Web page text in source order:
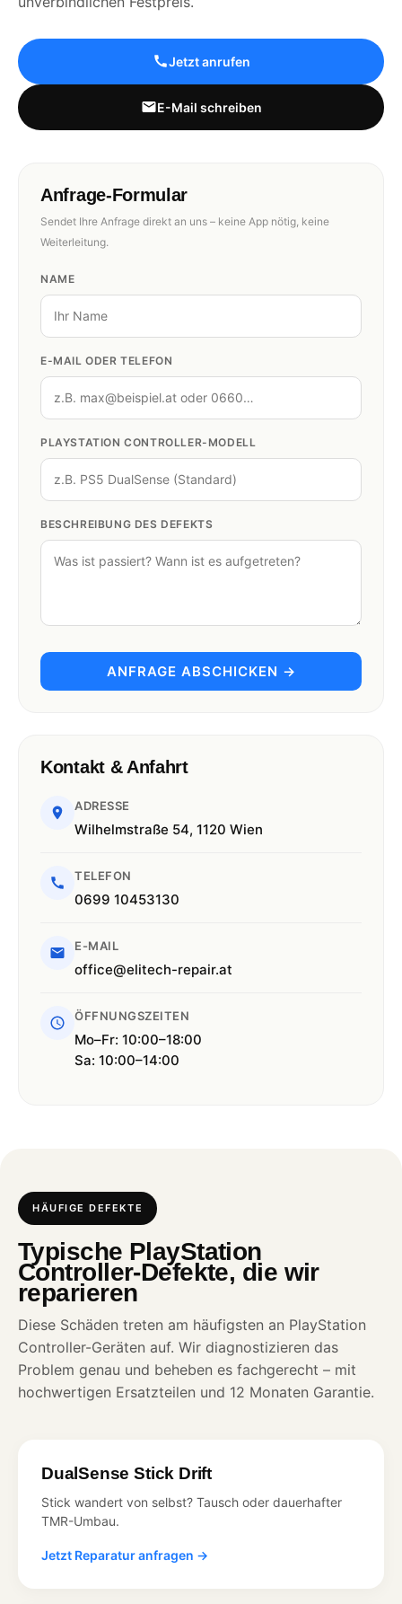
Jetzt anrufen
E-Mail schreiben
Anfrage-Formular
Sendet Ihre Anfrage direkt an uns – keine App nötig, keine
Weiterleitung.
NAME
E-MAIL ODER TELEFON
PLAYSTATION CONTROLLER-MODELL
BESCHREIBUNG DES DEFEKTS
ANFRAGE ABSCHICKEN →
Kontakt & Anfahrt
ADRESSE
Wilhelmstraße 54, 1120 Wien
TELEFON
0699 10453130
E-MAIL
office@elitech-repair.at
ÖFFNUNGSZEITEN
Mo–Fr: 10:00–18:00
Sa: 10:00–14:00
HÄUFIGE DEFEKTE
Typische PlayStation
Controller-Defekte, die wir
reparieren
Diese Schäden treten am häufigsten an PlayStation
Controller-Geräten auf. Wir diagnostizieren das
Problem genau und beheben es fachgerecht – mit
hochwertigen Ersatzteilen und 12 Monaten Garantie.
DualSense Stick Drift
Stick wandert von selbst? Tausch oder dauerhafter
TMR-Umbau.
Jetzt Reparatur anfragen →